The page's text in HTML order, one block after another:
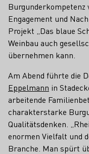
Engagement und
Projekt „Das blaue
Weinbau auch
übernehmen kann.
Am Abend führte die
Eppelmann in
arbeitende
charakterstarke
Qualitätsdenken.
enormen Vielfalt und
Branche. Man spürt